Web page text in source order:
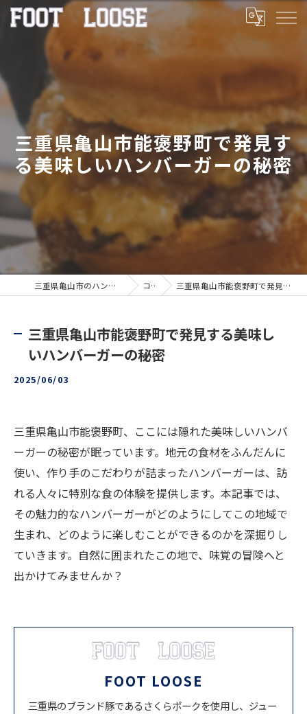
三重県亀山市能褒野町で発見す
る美味しいハンバーガーの秘密
三重県亀山市のハンバーガーならFOOT LOOSE コラム 三重県亀山市能褒野町で発見する美味しいハンバーガーの秘密
三重県亀山市能褒野町で発見する美味し
いハンバーガーの秘密
2025/06/03
三重県亀山市能褒野町、ここには隠れた美味しいハンバ
ーガーの秘密が眠っています。地元の食材をふんだんに
使い、作り手のこだわりが詰まったハンバーガーは、訪
れる人々に特別な食の体験を提供します。本記事では、
その魅力的なハンバーガーがどのようにしてこの地域で
生まれ、どのように楽しむことができるのかを深掘りし
ていきます。自然に囲まれたこの地で、味覚の冒険へと
出かけてみませんか？
FOOT LOOSE
三重県のブランド豚であるさくらポークを使用し、ジュー